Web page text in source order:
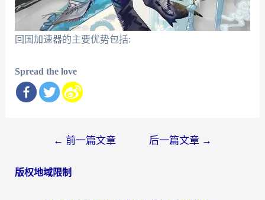
回国加速器的主要优势包括:
Spread the love
导
← 前一篇文章 后一篇文章 →
版权地域限制